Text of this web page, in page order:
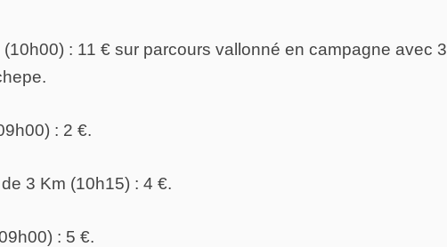
: 11 € sur parcours vallonné en campagne avec 3
: 2 €.
3 Km (10h15) : 4 €.
: 5 €.